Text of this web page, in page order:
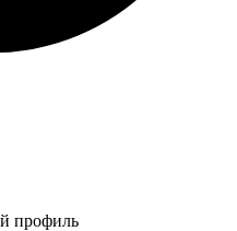
профиль